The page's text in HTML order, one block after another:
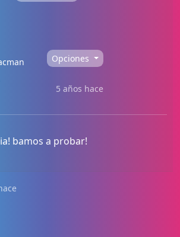
Opciones
5 años hace
bamos a probar!